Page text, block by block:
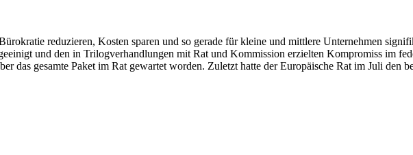
reduzieren, Kosten sparen und so gerade für kleine und mittlere Unternehmen
und den in Trilogverhandlungen mit Rat und Kommission erzielten Kompromiss im
das gesamte Paket im Rat gewartet worden. Zuletzt hatte der Europäische Rat im Juli den